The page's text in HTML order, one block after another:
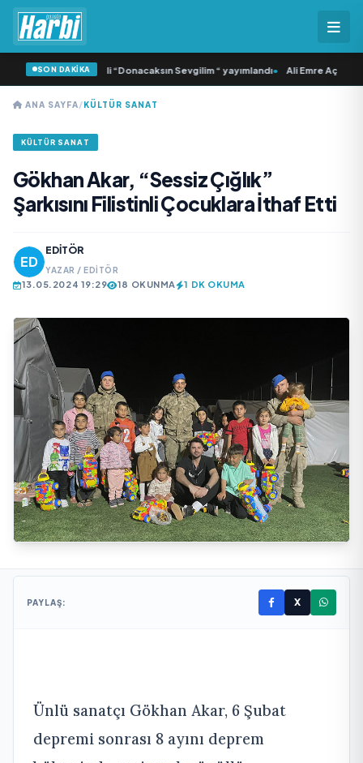
SON DAKİKA
Samlı ‘dan İkinci Tekli “Donacaksın Sevgilim “ yayımlandı• Ali Emre Açıkgöz
ANA SAYFA/KÜLTÜR SANAT
KÜLTÜR SANAT
Gökhan Akar, “Sessiz Çığlık”
Şarkısını Filistinli Çocuklara İthaf Etti
EDITÖR
YAZAR / EDITÖR
13.05.2024 19:29 18 OKUNMA 1 DK OKUMA
PAYLAŞ: X
Ünlü sanatçı Gökhan Akar, 6 Şubat
depremi sonrası 8 ayını deprem